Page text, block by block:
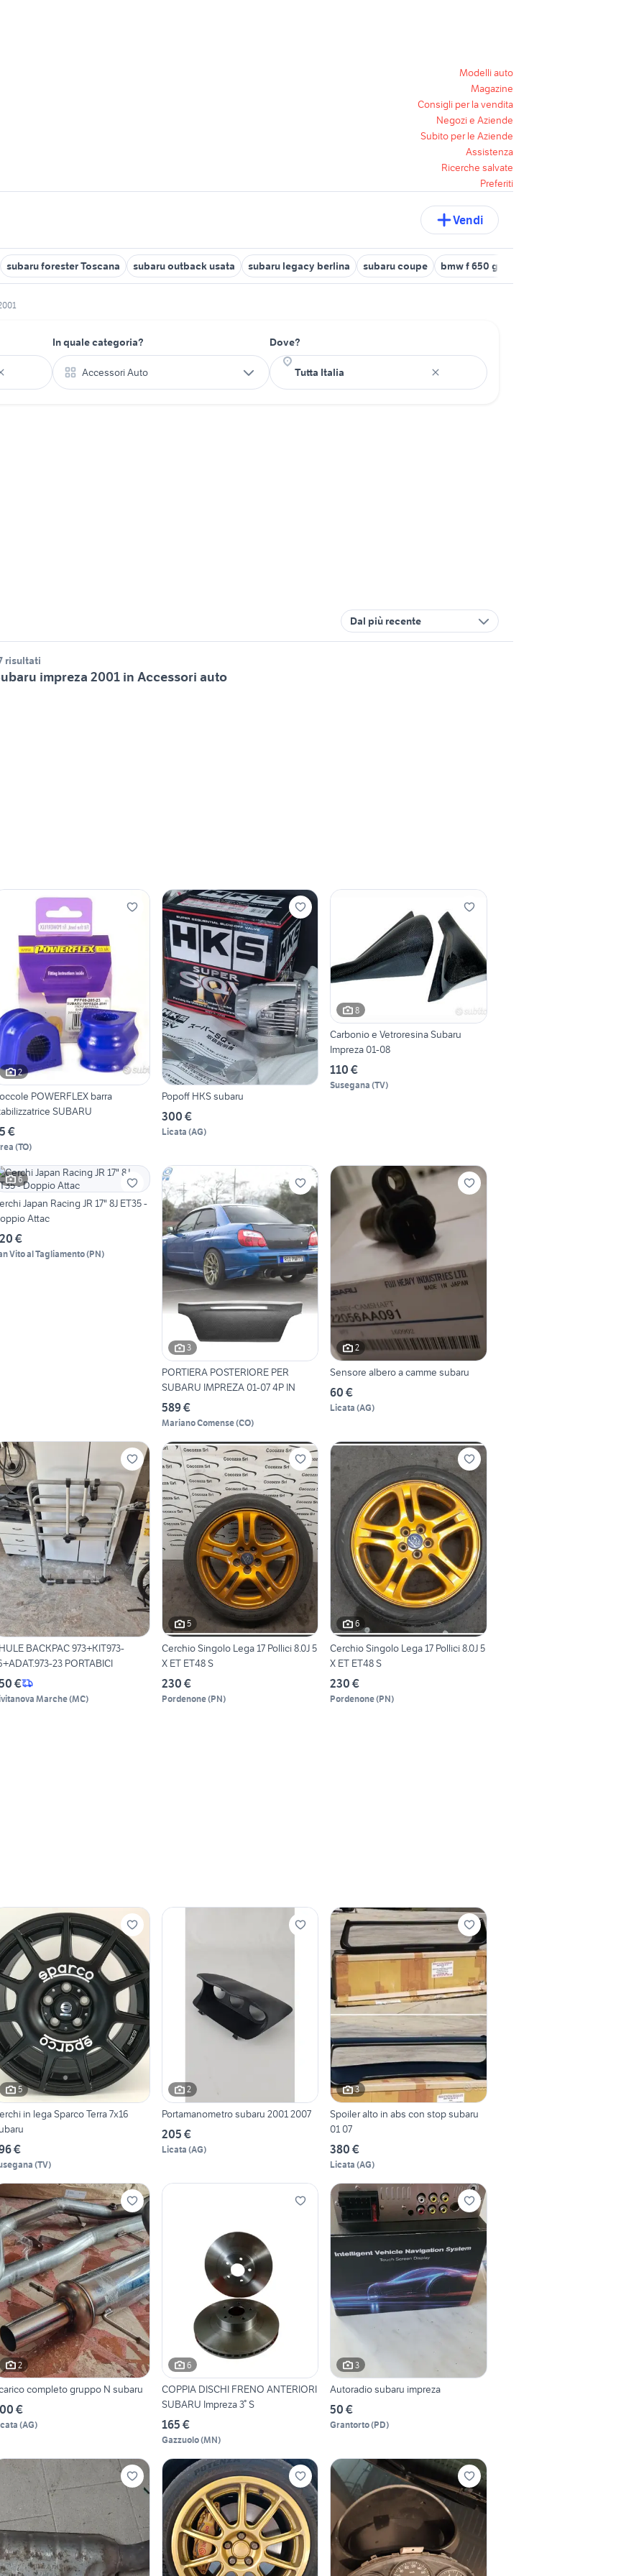
Modelli auto
Magazine
Consigli per la vendita
Negozi e Aziende
Subito per le Aziende
Assistenza
Ricerche salvate
Preferiti
Vendi
subaru forester Toscana subaru outback usata subaru legacy berlina subaru coupe bmw f 650 gs 2001
In quale categoria?
Accessori Auto
Dove?
Dal più recente
risultati
impreza 2001 in Accessori auto
2
POWERFLEX barra
SUBARU
€
(TO)
Popoff HKS subaru
300 €
Licata (AG)
8
Carbonio e Vetroresina Subaru
Impreza 01-08
110 €
Susegana (TV)
6
Japan Racing JR 17" 8J ET35 -
Attac
€
Vito al Tagliamento(PN)
3
PORTIERA POSTERIORE PER
SUBARU IMPREZA 01-07 4P IN
589 €
Mariano Comense(CO)
2
Sensore albero a camme subaru
60 €
Licata (AG)
BACKPAC 973+KIT973-
23 PORTABICI
€
Marche(MC)
5
Cerchio Singolo Lega 17 Pollici 8.0J 5
X ET ET48 S
230 €
Pordenone(PN)
6
Cerchio Singolo Lega 17 Pollici 8.0J 5
X ET ET48 S
230 €
Pordenone(PN)
5
in lega Sparco Terra 7x16
€
(TV)
2
Portamanometro subaru 2001 2007
205 €
Licata (AG)
3
Spoiler alto in abs con stop subaru
01 07
380 €
Licata (AG)
2
completo gruppo N subaru
€
(AG)
6
COPPIA DISCHI FRENO ANTERIORI
SUBARU Impreza 3° S
165 €
Gazzuolo(MN)
3
Autoradio subaru impreza
50 €
Grantorto(PD)